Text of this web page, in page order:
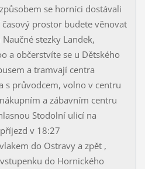
se horníci dostávali
prostor budete věnovat
stezky Landek,
a občerstvíte se u Dětského
a tramvají centra
s průvodcem, volno v centru
a zábavním centru
Stodolní ulicí na
v 18:27
do Ostravy a zpět ,
do Hornického